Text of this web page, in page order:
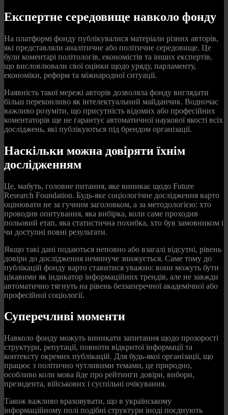
Експертне середовище навколо фонду
На платформі фонду публікувалися матеріали різних авторів,
які представляли аналітичне або політичне середовище. Це
були коментарі політологів, економістів та інших експертів,
що висловлювали свої оцінки щодо уряду, парламенту,
економіки, реформ та міжнародної ситуації.
Наявність такої мережі авторів дозволяла фонду виглядати
більш переконливо як інтелектуальний майданчик. Водночас
важливо розуміти, що присутність відомих або професійних
коментаторів ще не гарантує автоматичної наукової якості всіх
досліджень, які публікуються під брендом організації.
Наскільки можна довіряти їхнім
дослідженням
Це, мабуть, головне питання, яке виникає щодо Future
Research Foundation. Будь-яке соціологічне дослідження варто
оцінювати не за гучним заголовком, а за методологією: хто
проводив опитування, яка вибірка, коли саме проходив
польовий етап, яка статистична похибка, хто був замовником і
чи доступні повні результати.
Якщо такі дані подаються неповно або взагалі відсутні, рівень
довіри до дослідження неминуче знижується. Саме тому до
публікацій фонду варто ставитися уважно: вони можуть бути
цікавими як індикатор інформаційних трендів, але не завжди
автоматично тягнуть на рівень беззаперечної академічної або
професійної соціології.
Суперечливі моменти
Навколо фонду можуть виникати запитання щодо прозорості
структури, репутації, повноти відкритої інформації та
контексту окремих публікацій. Для будь-якої організації, що
працює з політично чутливими темами, це природно,
особливо коли мова йде про рейтинги довіри, вибори,
президента, військових і суспільні очікування.
Також важливо враховувати, що в українському
інформаційному полі подібні структури іноді поєднують